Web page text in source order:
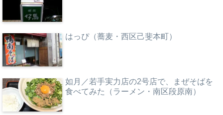
はっぴ（蕎麦・西区己斐本町）
如月／若手実力店の2号店で、まぜそばを
食べてみた（ラーメン・南区段原南）